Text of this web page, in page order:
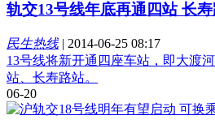
轨交13号线年底再通四站 长
民生热线| 2014-06-25 08:17
13号线将新开通四座车站，即大渡
站、长寿路站。
06-20